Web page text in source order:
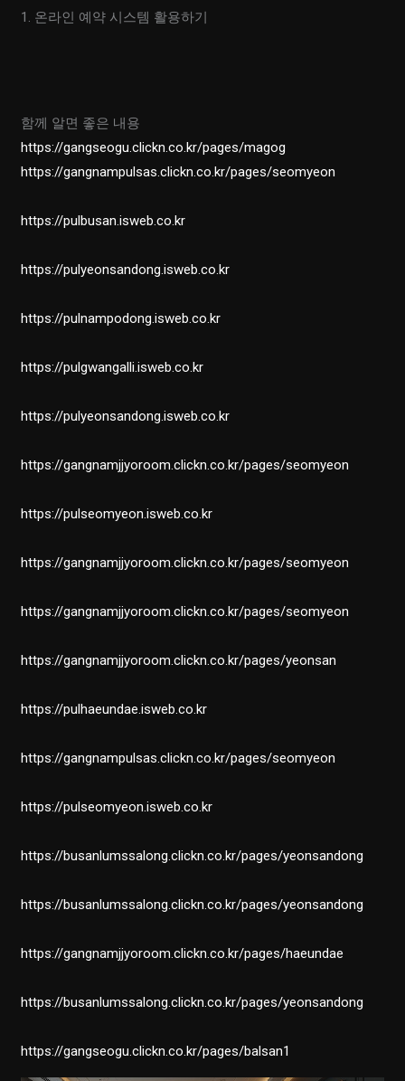
1. 온라인 예약 시스템 활용하기
함께 알면 좋은 내용
https://gangseogu.clickn.co.kr/pages/magog
https://gangnampulsas.clickn.co.kr/pages/seomyeon
https://pulbusan.isweb.co.kr
https://pulyeonsandong.isweb.co.kr
https://pulnampodong.isweb.co.kr
https://pulgwangalli.isweb.co.kr
https://pulyeonsandong.isweb.co.kr
https://gangnamjjyoroom.clickn.co.kr/pages/seomyeon
https://pulseomyeon.isweb.co.kr
https://gangnamjjyoroom.clickn.co.kr/pages/seomyeon
https://gangnamjjyoroom.clickn.co.kr/pages/seomyeon
https://gangnamjjyoroom.clickn.co.kr/pages/yeonsan
https://pulhaeundae.isweb.co.kr
https://gangnampulsas.clickn.co.kr/pages/seomyeon
https://pulseomyeon.isweb.co.kr
https://busanlumssalong.clickn.co.kr/pages/yeonsandong
https://busanlumssalong.clickn.co.kr/pages/yeonsandong
https://gangnamjjyoroom.clickn.co.kr/pages/haeundae
https://busanlumssalong.clickn.co.kr/pages/yeonsandong
https://gangseogu.clickn.co.kr/pages/balsan1